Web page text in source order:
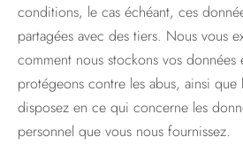
conditions, le cas échéant, ces
partagées avec des tiers. Nous vous
comment nous stockons vos données
protégeons contre les abus, ainsi
disposez en ce qui concerne les
personnel que vous nous fournissez.